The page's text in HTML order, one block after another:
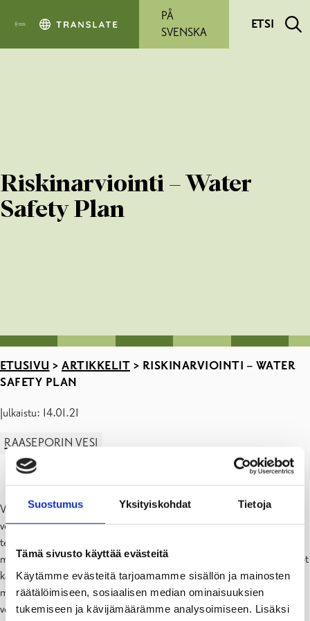
Suostumus Yksityiskohdat Tietoja
Tämä sivusto käyttää evästeitä
Käytämme evästeitä tarjoamamme sisällön ja mainosten
räätälöimiseen, sosiaalisen median ominaisuuksien
tukemiseen ja kävijämäärämme analysoimiseen. Lisäksi
PÅ
SVENSKA
ETSI
Riskinarviointi – Water
Safety Plan
ETUSIVU > ARTIKKELIT > RISKINARVIOINTI – WATER
SAFETY PLAN
Julkaistu: 14.01.21
RAASEPORIN VESI
Vuoden 2020 alussa liikelaitos Raaseporin Vesi teki riskinarvioinnin
vedenjakelutoiminnastaan. Riskinarviointi on tehty Maailman
terveysjärjestön suositteleman Water Safety Plan -periaatteen
mukaisesti käyttäen wspssp.fi-ohjelmaa. Kaikki toiminnan osa-alueet
käytiin tarkastelussa läpi johdonmukaisesti käsittäen pohjaveden
muodostumisalueet, vedenottamot, vedenkäsittelyt sekä
vedenjakeluverkostot ja vesisäiliöt.